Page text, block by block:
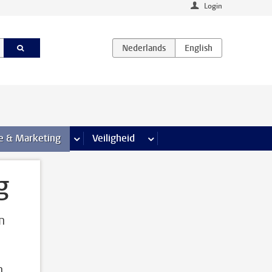
Login
& Marketing meer Communicatie & Marketing pagina’s
Veiligheid meer Veiligheid pagina’s